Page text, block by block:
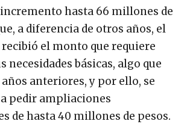
hasta 66 millones de
a diferencia de otros años, el
recibió el monto que requiere
necesidades básicas, algo que
anteriores, y por ello, se
pedir ampliaciones
de hasta 40 millones de pesos.